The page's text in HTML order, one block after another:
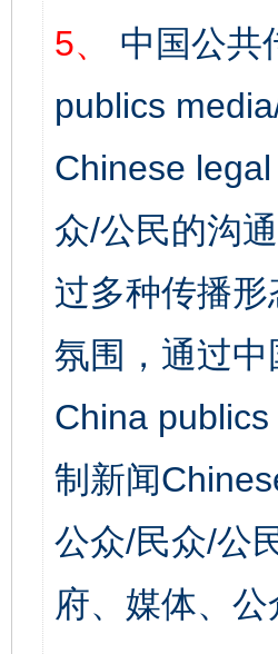
5、
中国公共
publics
Chinese
众/公民的沟
过多种传播
氛围，通过
China
制新闻
公众/民众/公
府、媒体、